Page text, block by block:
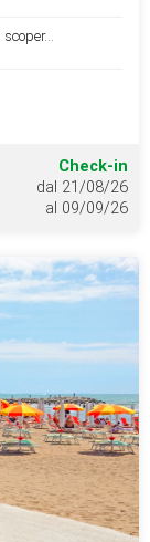
Check-in
dal 21/08/26
al 09/09/26